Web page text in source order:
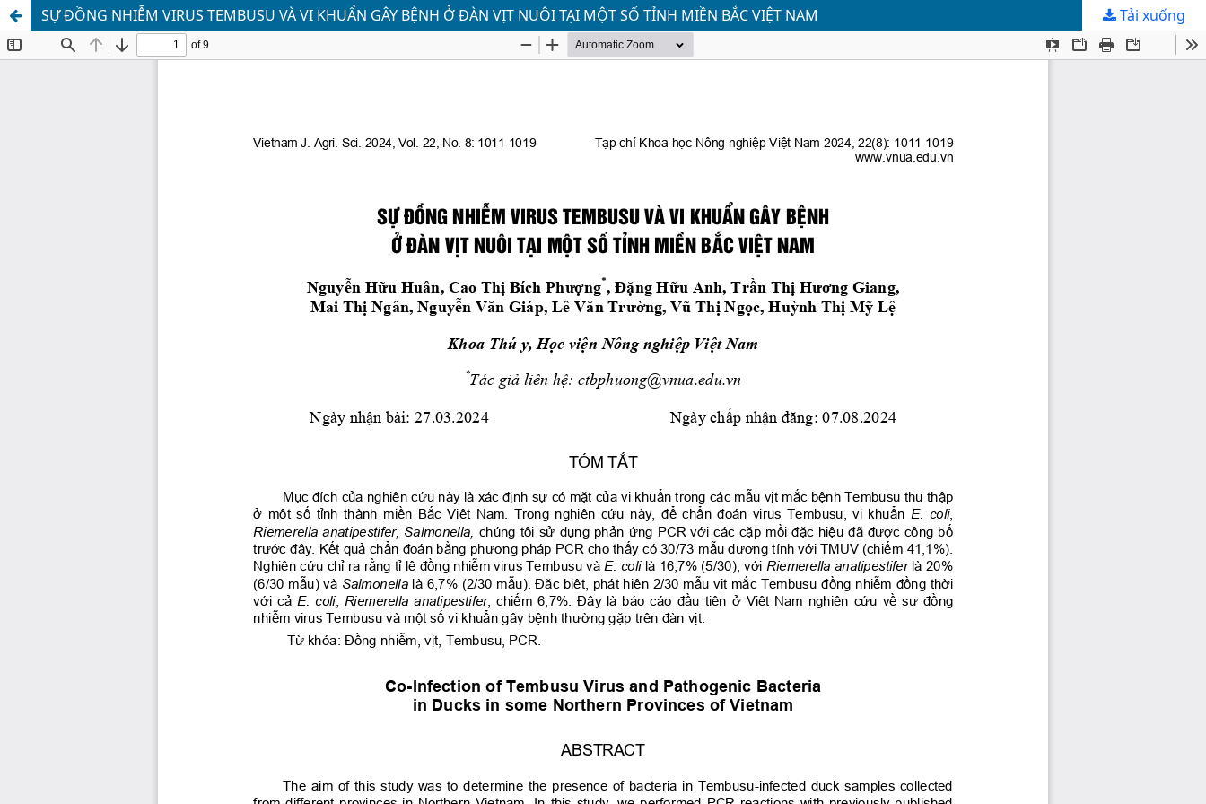
SỰ ĐỒNG NHIỄM VIRUS TEMBUSU VÀ VI KHUẨN GÂY BỆNH Ở ĐÀN VỊT NUÔI TẠI MỘT SỐ TỈNH MIỀN BẮC VIỆT NAM Tải xuống